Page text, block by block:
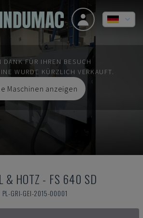
DANK FÜR IHREN BESUCH
WURDE KÜRZLICH VERKAUFT.
Maschinen anzeigen
& HOTZ - FS 640 SD
PL-GRI-GEI-2015-00001